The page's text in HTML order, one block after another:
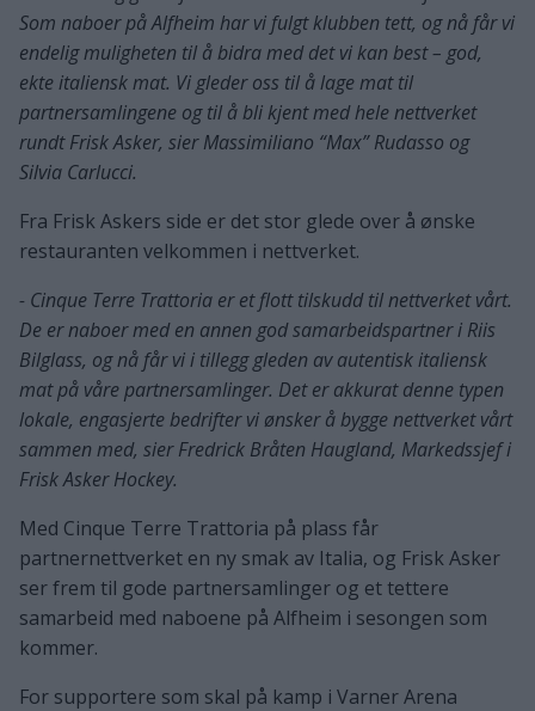
Som naboer på Alfheim har vi fulgt klubben tett, og nå får vi
endelig muligheten til å bidra med det vi kan best – god,
ekte italiensk mat. Vi gleder oss til å lage mat til
partnersamlingene og til å bli kjent med hele nettverket
rundt Frisk Asker, sier Massimiliano “Max” Rudasso og
Silvia Carlucci.
Fra Frisk Askers side er det stor glede over å ønske
restauranten velkommen i nettverket.
- Cinque Terre Trattoria er et flott tilskudd til nettverket vårt.
De er naboer med en annen god samarbeidspartner i Riis
Bilglass, og nå får vi i tillegg gleden av autentisk italiensk
mat på våre partnersamlinger. Det er akkurat denne typen
lokale, engasjerte bedrifter vi ønsker å bygge nettverket vårt
sammen med, sier Fredrick Bråten Haugland, Markedssjef i
Frisk Asker Hockey.
Med Cinque Terre Trattoria på plass får
partnernettverket en ny smak av Italia, og Frisk Asker
ser frem til gode partnersamlinger og et tettere
samarbeid med naboene på Alfheim i sesongen som
kommer.
For supportere som skal på kamp i Varner Arena